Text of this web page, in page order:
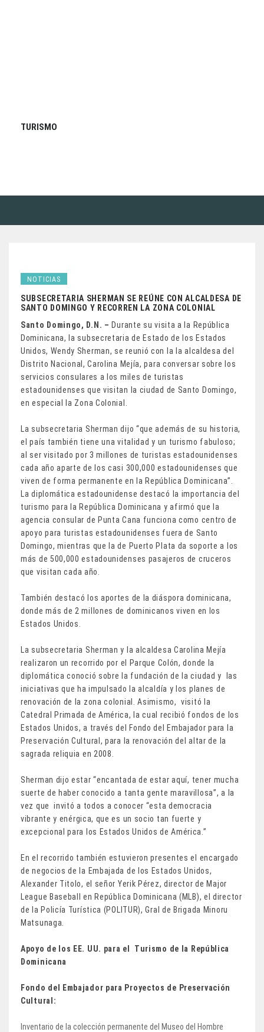
TURISMO
NOTICIAS
SUBSECRETARIA SHERMAN SE REÚNE CON ALCALDESA DE
SANTO DOMINGO Y RECORREN LA ZONA COLONIAL
Santo Domingo, D.N. – Durante su visita a la República
Dominicana, la subsecretaria de Estado de los Estados
Unidos, Wendy Sherman, se reunió con la la alcaldesa del
Distrito Nacional, Carolina Mejía, para conversar sobre los
servicios consulares a los miles de turistas
estadounidenses que visitan la ciudad de Santo Domingo,
en especial la Zona Colonial.
La subsecretaria Sherman dijo “que además de su historia,
el país también tiene una vitalidad y un turismo fabuloso;
al ser visitado por 3 millones de turistas estadounidenses
cada año aparte de los casi 300,000 estadounidenses que
viven de forma permanente en la República Dominicana”.
La diplomática estadounidense destacó la importancia del
turismo para la República Dominicana y afirmó que la
agencia consular de Punta Cana funciona como centro de
apoyo para turistas estadounidenses fuera de Santo
Domingo, mientras que la de Puerto Plata da soporte a los
más de 500,000 estadounidenses pasajeros de cruceros
que visitan cada año.
También destacó los aportes de la diáspora dominicana,
donde más de 2 millones de dominicanos viven en los
Estados Unidos.
La subsecretaria Sherman y la alcaldesa Carolina Mejía
realizaron un recorrido por el Parque Colón, donde la
diplomática conoció sobre la fundación de la ciudad y las
iniciativas que ha impulsado la alcaldía y los planes de
renovación de la zona colonial. Asimismo, visitó la
Catedral Primada de América, la cual recibió fondos de los
Estados Unidos, a través del Fondo del Embajador para la
Preservación Cultural, para la renovación del altar de la
sagrada reliquia en 2008.
Sherman dijo estar “encantada de estar aquí, tener mucha
suerte de haber conocido a tanta gente maravillosa”, a la
vez que invitó a todos a conocer “esta democracia
vibrante y enérgica, que es un socio tan fuerte y
excepcional para los Estados Unidos de América.”
En el recorrido también estuvieron presentes el encargado
de negocios de la Embajada de los Estados Unidos,
Alexander Titolo, el señor Yerik Pérez, director de Major
League Baseball en República Dominicana (MLB), el director
de la Policía Turística (POLITUR), Gral de Brigada Minoru
Matsunaga.
Apoyo de los EE. UU. para el Turismo de la República
Dominicana
Fondo del Embajador para Proyectos de Preservación
Cultural:
Inventario de la colección permanente del Museo del Hombre